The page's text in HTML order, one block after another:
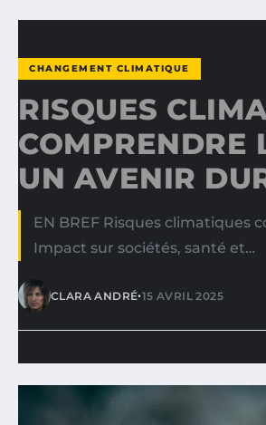
CHANGEMENT CLIMATIQUE
RISQUES
COMPRENDRE
UN AVENIR
EN BREF Risques
Impact sur sociétés, santé et…
CLARA ANDRÉ•15 AVRIL 2025